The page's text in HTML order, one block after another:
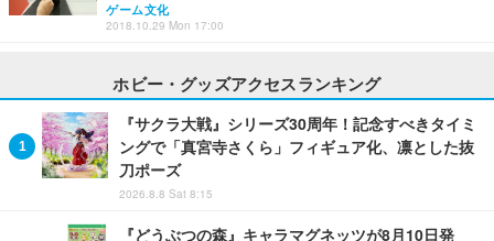
ゲーム文化
2018.10.29 Mon 17:00
ホビー・グッズアクセスランキング
『サクラ大戦』シリーズ30周年！記念すべきタイミ
ングで「真宮寺さくら」フィギュア化、凛とした抜
刀ポーズ
2026.8.8 Sat 8:15
『どうぶつの森』キャラマグネッツが8月10日発